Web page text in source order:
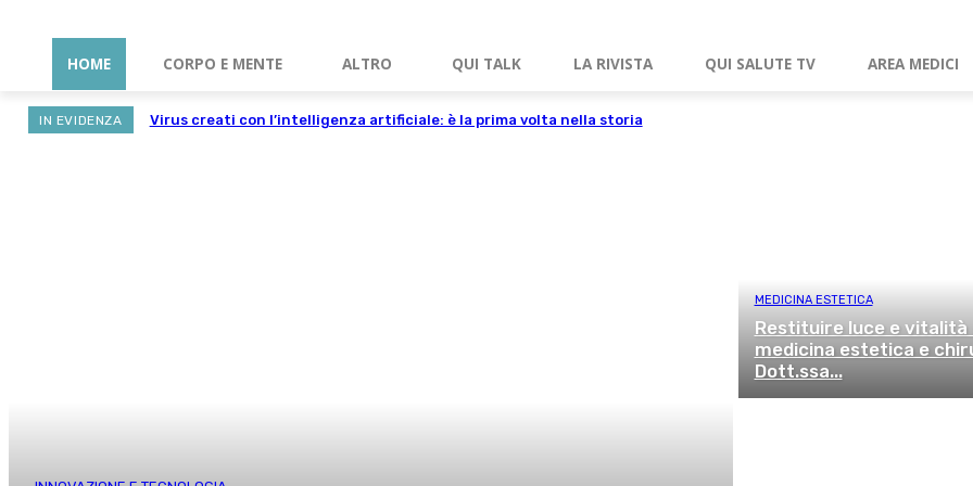
HOME CORPO E MENTE ALTRO QUI TALK LA RIVISTA QUI SALUTE TV AREA MEDICI
IN EVIDENZA Virus creati con l’intelligenza artificiale: è la prima volta nella storia
MEDICINA ESTETICA
Restituire luce e vitalità
medicina estetica e
Dott.ssa...